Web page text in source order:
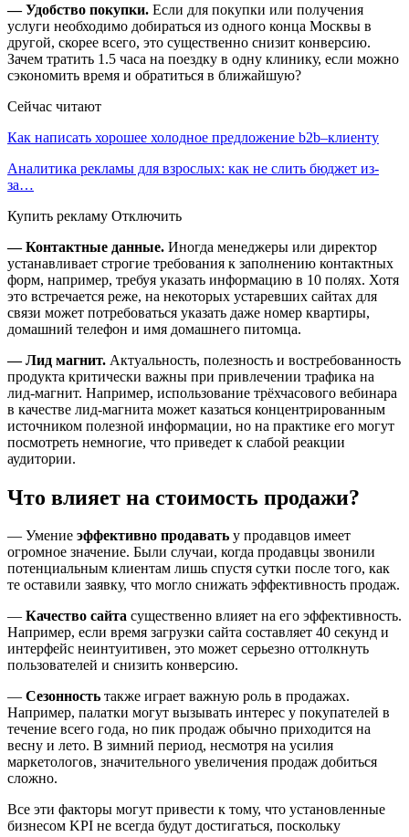
— Удобство покупки. Если для покупки или получения
услуги необходимо добираться из одного конца Москвы в
другой, скорее всего, это существенно снизит конверсию.
Зачем тратить 1.5 часа на поездку в одну клинику, если можно
сэкономить время и обратиться в ближайшую?
Сейчас читают
Как написать хорошее холодное предложение b2b–клиенту
Аналитика рекламы для взрослых: как не слить бюджет из-
за…
Купить рекламу Отключить
— Контактные данные. Иногда менеджеры или директор
устанавливает строгие требования к заполнению контактных
форм, например, требуя указать информацию в 10 полях. Хотя
это встречается реже, на некоторых устаревших сайтах для
связи может потребоваться указать даже номер квартиры,
домашний телефон и имя домашнего питомца.
— Лид магнит. Актуальность, полезность и востребованность
продукта критически важны при привлечении трафика на
лид-магнит. Например, использование трёхчасового вебинара
в качестве лид-магнита может казаться концентрированным
источником полезной информации, но на практике его могут
посмотреть немногие, что приведет к слабой реакции
аудитории.
Что влияет на стоимость продажи?
— Умение эффективно продавать у продавцов имеет
огромное значение. Были случаи, когда продавцы звонили
потенциальным клиентам лишь спустя сутки после того, как
те оставили заявку, что могло снижать эффективность продаж.
— Качество сайта существенно влияет на его эффективность.
Например, если время загрузки сайта составляет 40 секунд и
интерфейс неинтуитивен, это может серьезно оттолкнуть
пользователей и снизить конверсию.
— Сезонность также играет важную роль в продажах.
Например, палатки могут вызывать интерес у покупателей в
течение всего года, но пик продаж обычно приходится на
весну и лето. В зимний период, несмотря на усилия
маркетологов, значительного увеличения продаж добиться
сложно.
Все эти факторы могут привести к тому, что установленные
бизнесом KPI не всегда будут достигаться, поскольку